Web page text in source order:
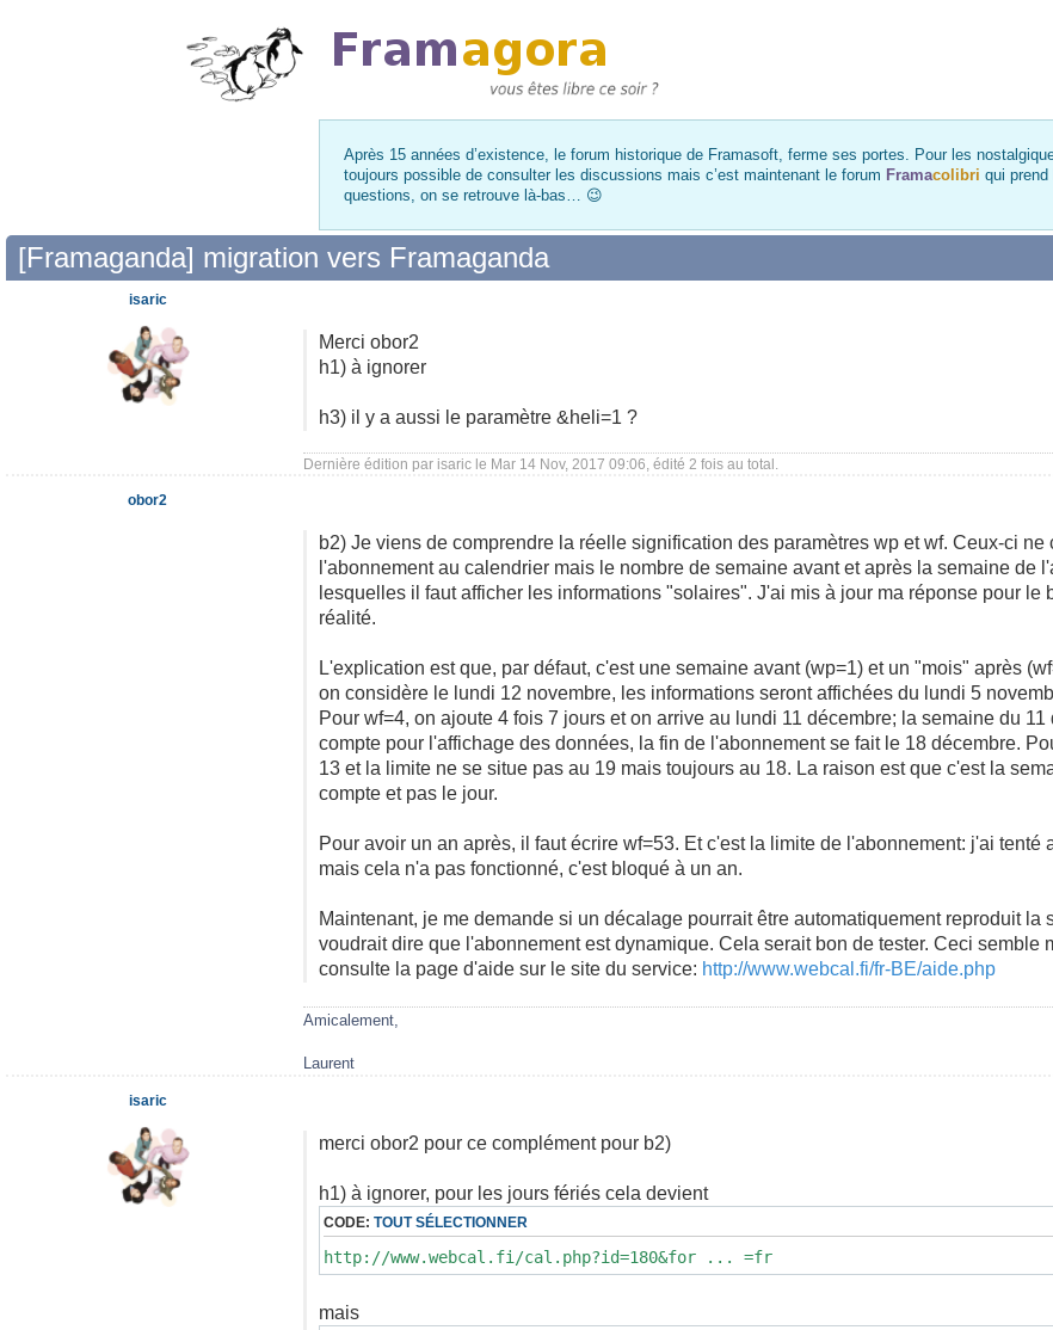
Après 15 années d’existence, le forum historique de Framasoft, ferme ses portes. Pour les
toujours possible de consulter les discussions mais c’est maintenant le forum Framacolibri qui
questions, on se retrouve là-bas… 😉
[Framaganda] migration vers Framaganda
Merci obor2
h1) à ignorer
h3) il y a aussi le paramètre &heli=1 ?
Dernière édition par isaricle Mar 14 Nov, 2017 09:06, édité 2 fois au total.
isaric
b2) Je viens de comprendre la réelle signification des paramètres wp et wf. Ceux-ci ne
l'abonnement au calendrier mais le nombre de semaine avant et après la semaine de
lesquelles il faut afficher les informations "solaires". J'ai mis à jour ma réponse pour le
réalité.
L'explication est que, par défaut, c'est une semaine avant (wp=1) et un "mois" après
on considère le lundi 12 novembre, les informations seront affichées du lundi 5
Pour wf=4, on ajoute 4 fois 7 jours et on arrive au lundi 11 décembre; la semaine du
compte pour l'affichage des données, la fin de l'abonnement se fait le 18 décembre.
13 et la limite ne se situe pas au 19 mais toujours au 18. La raison est que c'est la
compte et pas le jour.
Pour avoir un an après, il faut écrire wf=53. Et c'est la limite de l'abonnement: j'ai tenté
mais cela n'a pas fonctionné, c'est bloqué à un an.
Maintenant, je me demande si un décalage pourrait être automatiquement reproduit la
voudrait dire que l'abonnement est dynamique. Cela serait bon de tester. Ceci semble
consulte la page d'aide sur le site du service: http://www.webcal.fi/fr-BE/aide.php
Amicalement,
Laurent
obor2
merci obor2 pour ce complément pour b2)
h1) à ignorer, pour les jours fériés cela devient
CODE: TOUT SÉLECTIONNER
http://www.webcal.fi/cal.php?id=180&for ... =fr
mais
isaric